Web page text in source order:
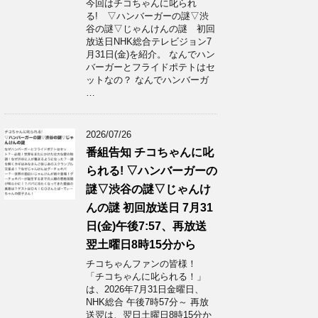
今回はチコちゃんに叱られ
る! ▽ハンバーガーの謎▽渋
谷の謎▽じゃんけんの謎 初回
放送日NHK総合テレビジョン7
月31日(金)を紹介。 なんでハン
バーガーとフライドポテトはセ
ットなの？ なんでハンバーガ
…
2026/07/26
番組告知 チコちゃんに叱
られる! ▽ハンバーガーの
謎▽渋谷の謎▽じゃんけ
んの謎 初回放送日 7月31
日(金)午後7:57、再放送
翌土曜日8時15分から
チコちゃんファンの皆様！
「チコちゃんに叱られる！」​
は、2026年7月31日金曜日、
NHK総合 午後7時57分～ 再放
送翌は、翌日土曜日8時15分か